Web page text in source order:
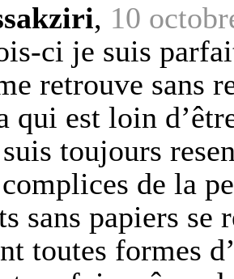
, 10
ci je suis
retrouve sans
qui est loin
toujours
de la
sans papiers se
toutes formes